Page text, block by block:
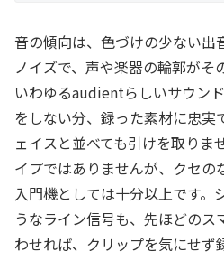
音の傾向は、色づけの少ない出
ノイズで、声や楽器の輪郭がそ
いわゆるaudientらしいサウン
をしない分、録った素材に忠実
ェイスと並べても引けを取りま
イプではありませんが、クセの
入門機としては十分以上です。
うなライン信号も、先ほどの
わせれば、クリップを気にせず